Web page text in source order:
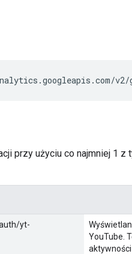
v2/
przy użyciu co najmniej 1 z
yt-
YouTube.